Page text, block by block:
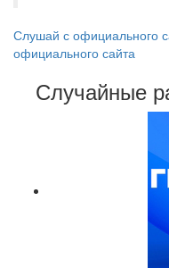
Слушай с официального
официального сайта
Случайные